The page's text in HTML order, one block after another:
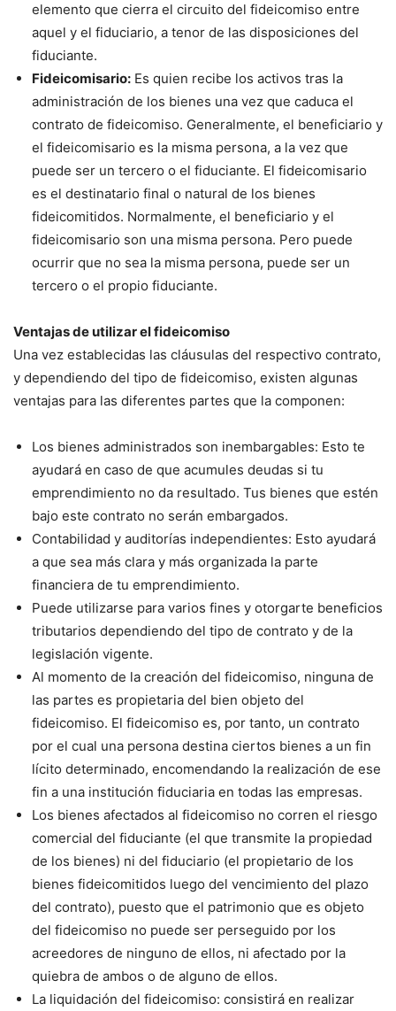
elemento que cierra el circuito del fideicomiso entre
aquel y el fiduciario, a tenor de las disposiciones del
fiduciante.
Fideicomisario: Es quien recibe los activos tras la
administración de los bienes una vez que caduca el
contrato de fideicomiso. Generalmente, el beneficiario y
el fideicomisario es la misma persona, a la vez que
puede ser un tercero o el fiduciante. El fideicomisario
es el destinatario final o natural de los bienes
fideicomitidos. Normalmente, el beneficiario y el
fideicomisario son una misma persona. Pero puede
ocurrir que no sea la misma persona, puede ser un
tercero o el propio fiduciante.
Ventajas de utilizar el fideicomiso
Una vez establecidas las cláusulas del respectivo contrato,
y dependiendo del tipo de fideicomiso, existen algunas
ventajas para las diferentes partes que la componen:
Los bienes administrados son inembargables: Esto te
ayudará en caso de que acumules deudas si tu
emprendimiento no da resultado. Tus bienes que estén
bajo este contrato no serán embargados.
Contabilidad y auditorías independientes: Esto ayudará
a que sea más clara y más organizada la parte
financiera de tu emprendimiento.
Puede utilizarse para varios fines y otorgarte beneficios
tributarios dependiendo del tipo de contrato y de la
legislación vigente.
Al momento de la creación del fideicomiso, ninguna de
las partes es propietaria del bien objeto del
fideicomiso. El fideicomiso es, por tanto, un contrato
por el cual una persona destina ciertos bienes a un fin
lícito determinado, encomendando la realización de ese
fin a una institución fiduciaria en todas las empresas.
Los bienes afectados al fideicomiso no corren el riesgo
comercial del fiduciante (el que transmite la propiedad
de los bienes) ni del fiduciario (el propietario de los
bienes fideicomitidos luego del vencimiento del plazo
del contrato), puesto que el patrimonio que es objeto
del fideicomiso no puede ser perseguido por los
acreedores de ninguno de ellos, ni afectado por la
quiebra de ambos o de alguno de ellos.
La liquidación del fideicomiso: consistirá en realizar